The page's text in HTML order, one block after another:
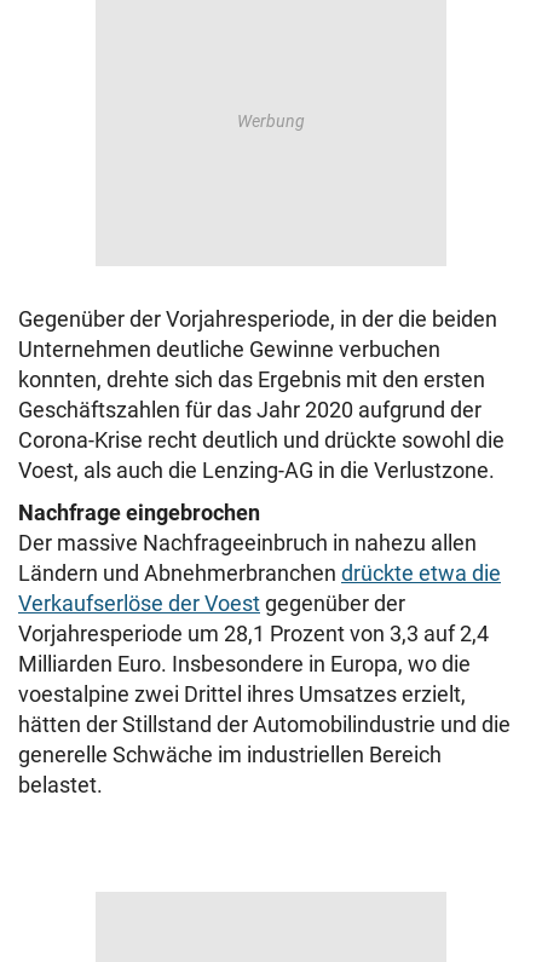
Gegenüber der Vorjahresperiode, in der die beiden
Unternehmen deutliche Gewinne verbuchen
konnten, drehte sich das Ergebnis mit den ersten
Geschäftszahlen für das Jahr 2020 aufgrund der
Corona-Krise recht deutlich und drückte sowohl die
Voest, als auch die Lenzing-AG in die Verlustzone.
Nachfrage eingebrochen
Der massive Nachfrageeinbruch in nahezu allen
Ländern und Abnehmerbranchen drückte etwa die
Verkaufserlöse der Voestgegenüber der
Vorjahresperiode um 28,1 Prozent von 3,3 auf 2,4
Milliarden Euro. Insbesondere in Europa, wo die
voestalpine zwei Drittel ihres Umsatzes erzielt,
hätten der Stillstand der Automobilindustrie und die
generelle Schwäche im industriellen Bereich
belastet.